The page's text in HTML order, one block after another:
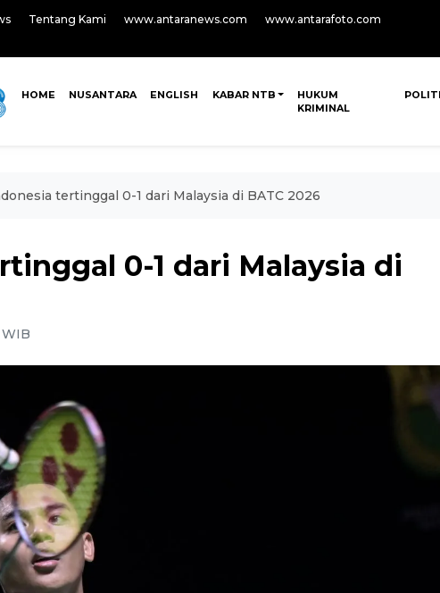
Tentang Kami www.antaranews.com
www.antarafoto.com
HOME NUSANTARA ENGLISH KABAR NTB
HUKUM
KRIMINAL
tertinggal 0-1 dari Malaysia di BATC 2026
0-1 dari Malaysia di
WIB